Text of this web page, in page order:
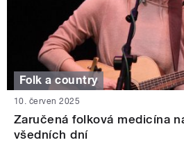
Folk a country
10. červen 2025
Zaručená folková medicína
všedních dní